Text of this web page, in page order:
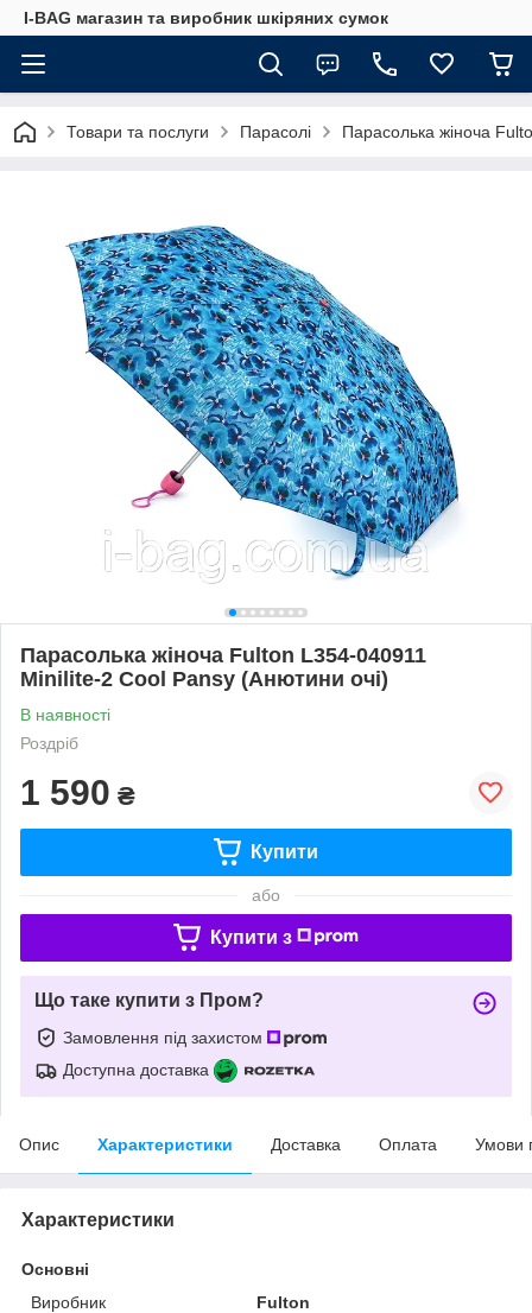
I-BAG магазин та виробник шкіряних сумок
Товари та послуги Парасолі Парасолька жіноча
Парасолька жіноча Fulton L354-040911
Minilite-2 Cool Pansy (Анютини очі)
В наявності
Роздріб
1 590 ₴
Купити
або
Купити з
Що таке купити з Пром?
Замовлення під захистом
Доступна доставка
Опис Характеристики Доставка Оплата Умови
Характеристики
Основні
Виробник
Fulton